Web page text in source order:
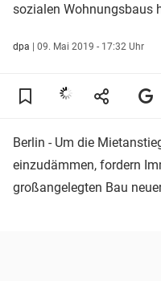
sozialen Wohnungsbaus
dpa | 09. Mai 2019 - 17:32 Uhr
Berlin - Um die
einzudämmen, fordern
großangelegten Bau